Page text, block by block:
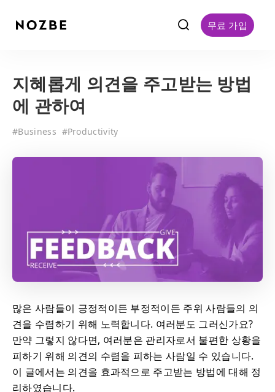
f 무료 가입
지혜롭게 의견을 주고받는 방법
에 관하여
#Business #Productivity
많은 사람들이 긍정적이든 부정적이든 주위 사람들의 의
견을 수렴하기 위해 노력합니다. 여러분도 그러신가요?
만약 그렇지 않다면, 여러분은 관리자로서 불편한 상황을
피하기 위해 의견의 수렴을 피하는 사람일 수 있습니다.
이 글에서는 의견을 효과적으로 주고받는 방법에 대해 정
리하였습니다.